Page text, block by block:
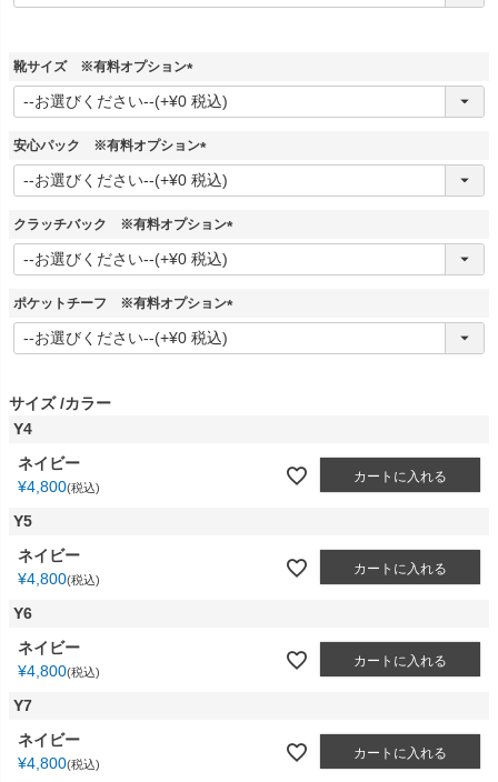
靴サイズ ※有料オプション
(
必
)
安心パック ※有料オプション
(
必
)
クラッチバック ※有料オプション
(
)
ポケットチーフ ※有料オプション
(
サイズ カラー
Y4
ネイビー
¥4,800 税込
カートに入れる
Y5
ネイビー
¥4,800 税込
カートに入れる
Y6
ネイビー
¥4,800 税込
カートに入れる
Y7
ネイビー
¥4,800 税込
カートに入れる